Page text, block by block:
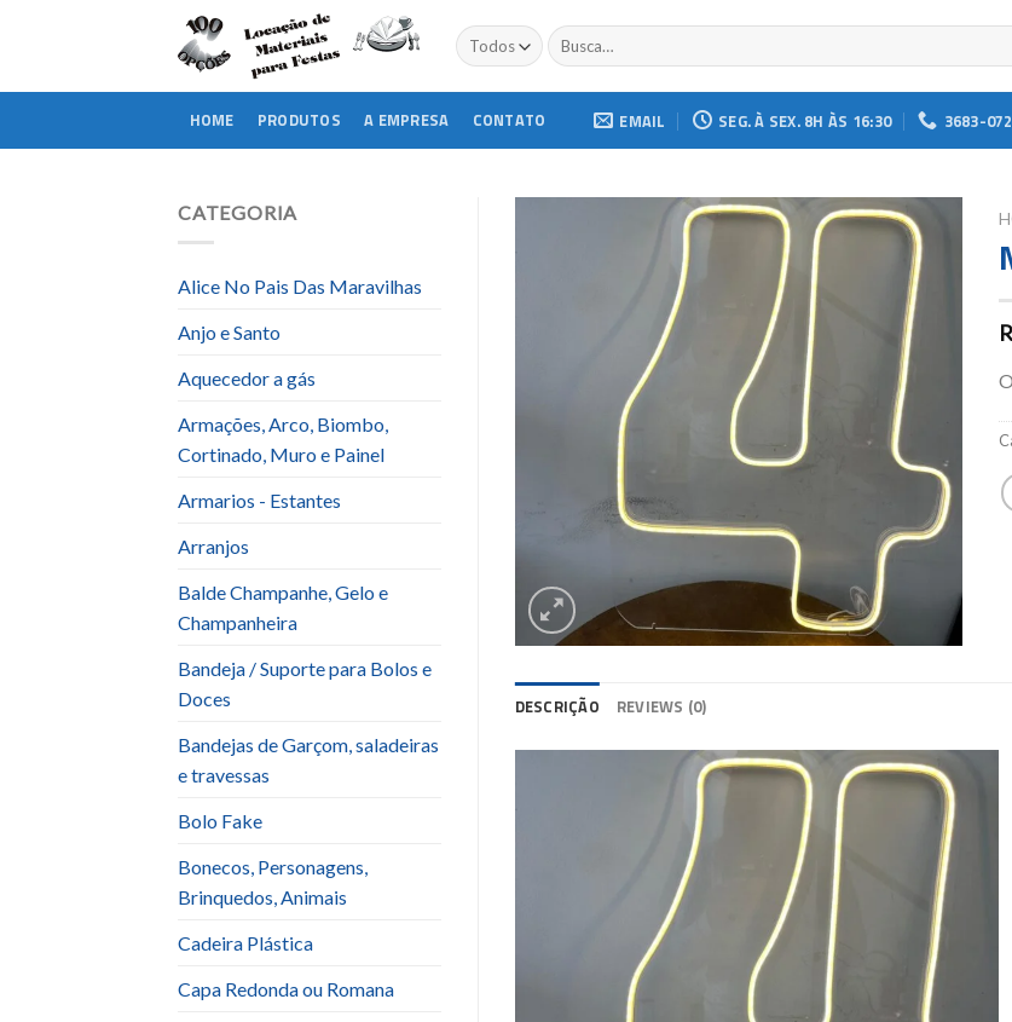
Buscar
por:
HOME PRODUTOS A EMPRESA CONTATO EMAIL SEG. À SEX. 8H ÀS 16:30 3683-
CATEGORIA
Alice No Pais Das Maravilhas
Anjo e Santo
Aquecedor a gás
Armações, Arco, Biombo,
Cortinado, Muro e Painel
Armarios - Estantes
Arranjos
Balde Champanhe, Gelo e
Champanheira
Bandeja / Suporte para Bolos e
Doces
Bandejas de Garçom, saladeiras
e travessas
Bolo Fake
Bonecos, Personagens,
Brinquedos, Animais
Cadeira Plástica
Capa Redonda ou Romana
Add to
wishlist
DESCRIÇÃO REVIEWS (0)